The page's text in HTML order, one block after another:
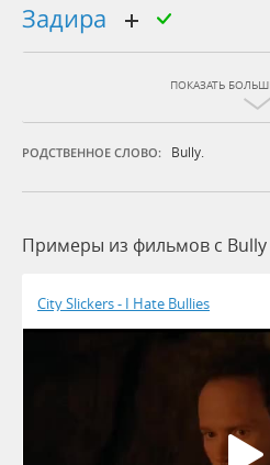
задира
ПОКАЗАТЬ
РОДСТВЕННОЕ СЛОВО: Bully.
Примеры из фильмов c Bully
City Slickers - I Hate Bullies